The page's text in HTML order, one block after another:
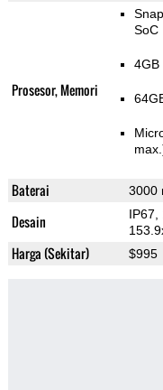
Prosesor, Memori
SoC
4GB
Baterai 3000
Desain IP67,
Harga (Sekitar) $995